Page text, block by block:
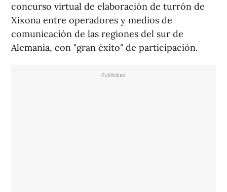
concurso virtual de elaboración de turrón de
Xixona entre operadores y medios de
comunicación de las regiones del sur de
Alemania, con "gran éxito" de participación.